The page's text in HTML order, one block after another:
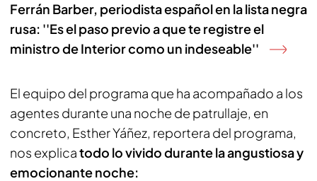
Ferrán Barber, periodista español en la lista negra
rusa: ''Es el paso previo a que te registre el
ministro de Interior como un indeseable''
El equipo del programa que ha acompañado a los
agentes durante una noche de patrullaje, en
concreto, Esther Yáñez, reportera del programa,
nos explicatodo lo vivido durante la angustiosa y
emocionante noche: